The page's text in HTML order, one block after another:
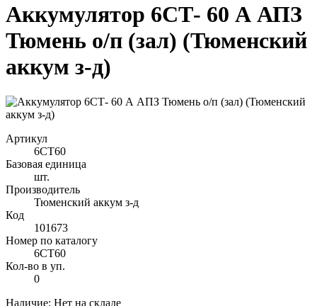
Аккумулятор 6СТ- 60 А АПЗ
Тюмень о/п (зал) (Тюменский
аккум з-д)
Артикул
6CT60
Базовая единица
шт.
Производитель
Тюменский аккум з-д
Код
101673
Номер по каталогу
6CT60
Кол-во в уп.
0
Наличие: Нет на складе